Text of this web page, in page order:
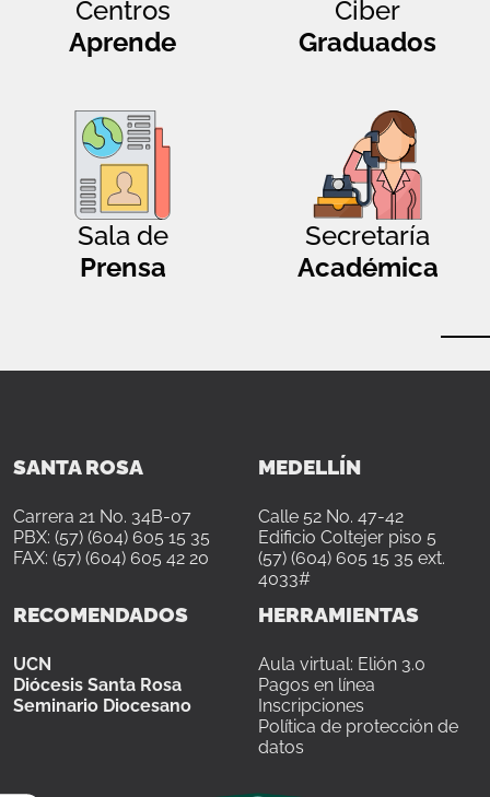
Centros
Aprende
Ciber
Graduados
Sala de
Prensa
Secretaría
Académica
SANTA ROSA
Carrera 21 No. 34B-07
PBX: (57) (604) 605 15 35
FAX: (57) (604) 605 42 20
MEDELLÍN
Calle 52 No. 47-42
Edificio Coltejer piso 5
(57) (604) 605 15 35 ext.
4033#
RECOMENDADOS
UCN
Diócesis Santa Rosa
Seminario Diocesano
HERRAMIENTAS
Aula virtual: Elión 3.0
Pagos en línea
Inscripciones
Política de protección de
datos